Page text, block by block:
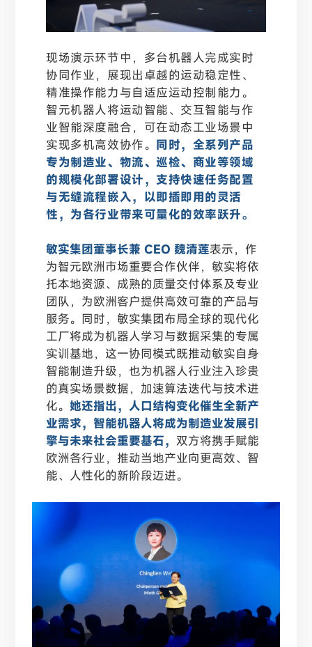
现场演示环节中，多台机器人完成实时
协同作业，展现出卓越的运动稳定性、
精准操作能力与自适应运动控制能力。
智元机器人将运动智能、交互智能与作
业智能深度融合，可在动态工业场景中
实现多机高效协作。 同时，全系列产品
专为制造业、物流、巡检、商业等领域
的规模化部署设计， 支持快速任务配置
与无缝流程嵌入，以即插即用的灵活
性，为各行业带来可量化的效率跃升。
敏实集团董事长兼 CEO 魏清莲表示，作
为智元欧洲市场重要合作伙伴，敏实将依
托本地资源、成熟的质量交付体系及专业
团队，为欧洲客户提供高效可靠的产品与
服务。同时，敏实集团布局全球的现代化
工厂将成为机器人学习与数据采集的专属
实训基地，这一协同模式既推动敏实自身
智能制造升级，也为机器人行业注入珍贵
的真实场景数据，加速算法迭代与技术进
化。她还指出，人口结构变化催生全新产
业需求，智能机器人将成为制造业发展引
擎与未来社会重要基石， 双方将携手赋能
欧洲各行业，推动当地产业向更高效、智
能、人性化的新阶段迈进。